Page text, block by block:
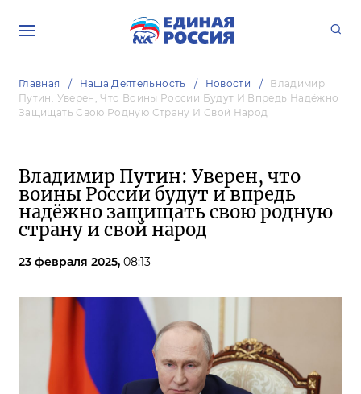
Главная Наша Деятельность Новости
Владимир
Путин: Уверен, Что Воины России Будут И Впредь Надёжно
Защищать Свою Родную Страну И Свой Народ
Владимир Путин: Уверен, что
воины России будут и впредь
надёжно защищать свою родную
страну и свой народ
23 февраля 2025, 08:13